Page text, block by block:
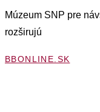
Múzeum SNP pre
rozširujú
BBONLINE.SK